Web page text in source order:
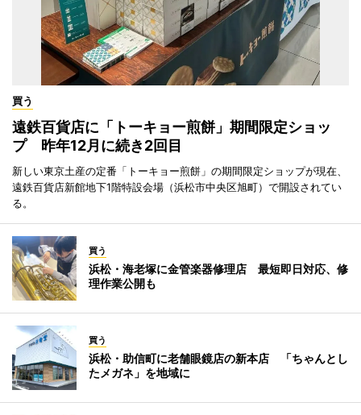
買う
遠鉄百貨店に「トーキョー煎餅」期間限定ショッ
プ 昨年12月に続き2回目
新しい東京土産の定番「トーキョー煎餅」の期間限定ショップが現在、
遠鉄百貨店新館地下1階特設会場（浜松市中央区旭町）で開設されてい
る。
買う
浜松・海老塚に金管楽器修理店 最短即日対応、修
理作業公開も
買う
浜松・助信町に老舗眼鏡店の新本店 「ちゃんとし
たメガネ」を地域に